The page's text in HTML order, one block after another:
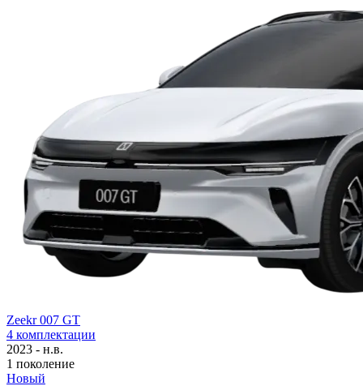
Zeekr 007 GT
4 комплектации
2023 - н.в.
1 поколение
Новый